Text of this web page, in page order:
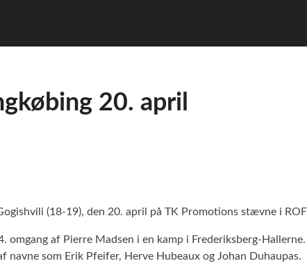
20. april
(18-19), den 20. april på TK Promotions stævne i
af Pierre Madsen i en kamp i Frederiksberg-
som Erik Pfeifer, Herve Hubeaux og Johan Duhaupas.